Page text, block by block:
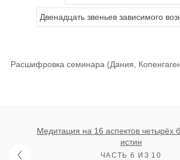
Двенадцать звеньев зависимого
Расшифровка семинара (Дания,
Медитация на 16 аспектов четырёх
истин
ЧАСТЬ 6 ИЗ 10